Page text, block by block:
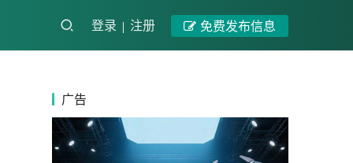
登录 注册 免费发布信息
广告